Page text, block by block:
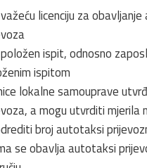
licenciju za
ispit, odnosno
ispitom
lokalne samouprave
a mogu utvrditi mjerila
broj autotaksi
se obavlja autotaksi